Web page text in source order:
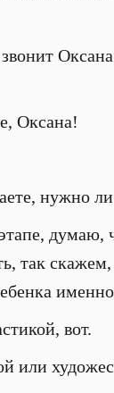
Оксана!
нужно ли
думаю,
так
вот.
или